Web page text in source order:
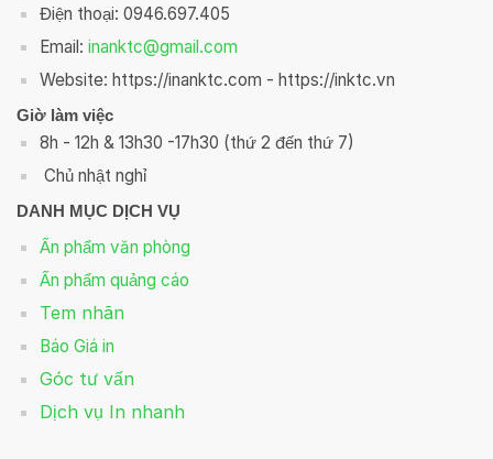
Điện thoại: 0946.697.405
Email: inanktc@gmail.com
Website: https://inanktc.com - https://inktc.vn
Giờ làm việc
8h - 12h & 13h30 -17h30 (thứ 2 đến thứ 7)
Chủ nhật nghỉ
DANH MỤC DỊCH VỤ
Ấn phẩm văn phòng
Ấn phẩm quảng cáo
Tem nhãn
Báo Giá in
Góc tư vấn
Dịch vụ In nhanh